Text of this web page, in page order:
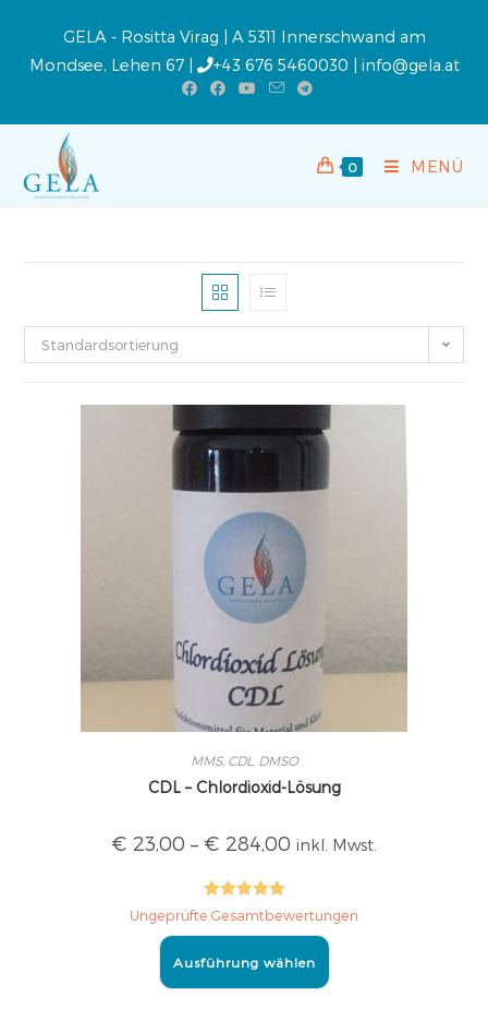
GELA - Rositta Virag | A 5311 Innerschwand am
Mondsee, Lehen 67 |
+43 676 5460030 | info@gela.at
0 MENÜ
Standardsortierung
MMS, CDL, DMSO
CDL – Chlordioxid-Lösung
€ 23,00 – € 284,00 inkl. Mwst.
Bewertet mit
5.00von 5
Ungeprüfte Gesamtbewertungen
Ausführung wählen